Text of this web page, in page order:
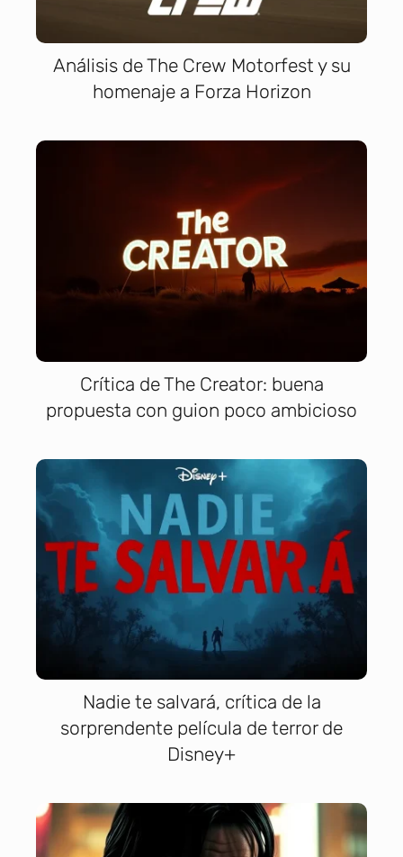
Análisis de The Crew Motorfest y su
homenaje a Forza Horizon
Crítica de The Creator: buena
propuesta con guion poco ambicioso
Nadie te salvará, crítica de la
sorprendente película de terror de
Disney+